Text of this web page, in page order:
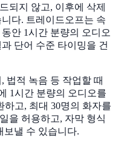
되지 않고, 이후에 삭제
다. 트레이드오프는 속
안 1시간 분량의 오디오
단어 수준 타이밍을 건
법적 녹음 등 작업할 때
1시간 분량의 오디오를
하고, 최대 30명의 화자를
을 허용하고, 자막 형식
보낼 수 있습니다.